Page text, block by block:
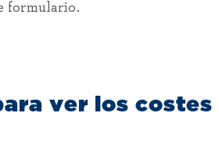
formulario.
ver los